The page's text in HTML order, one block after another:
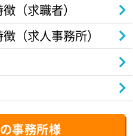
（求職者）
（求人事務所）
事務所様